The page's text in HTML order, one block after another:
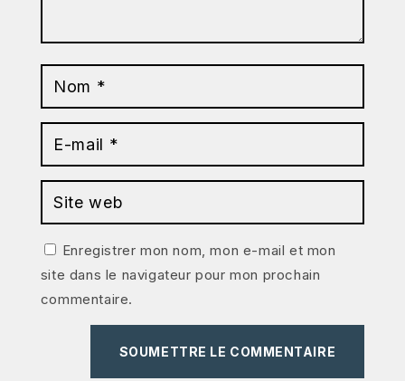
Enregistrer mon nom, mon e-mail et mon
site dans le navigateur pour mon prochain
commentaire.
SOUMETTRE LE COMMENTAIRE